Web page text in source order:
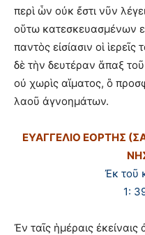
περὶ ὧν οὐκ ἔστι νῦν
οὕτω κατεσκευασμένων
παντὸς εἰσίασιν οἱ
δὲ τὴν δευτέραν ἅπαξ
οὐ χωρὶς αἵματος, ὃ
λαοῦ ἀγνοημάτων.
ΕΥΑΓΓΕΛΙΟ ΕΟΡΤΗΣ
Ἐκ τοῦ
1:
Ἐν ταῖς ἡμέραις